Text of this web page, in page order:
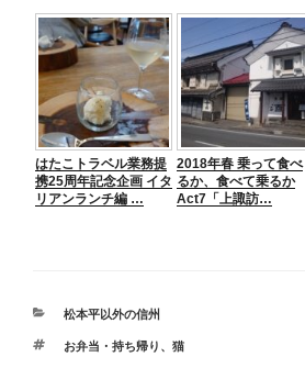
はたこトラベル業務提
携25周年記念企画 イタ
リアンランチ編 …
2018年春 乗って食べ
るか、食べて乗るか
Act7「上諏訪…
カ
ゴ
松本平以外の信州
タ
お弁当・持ち帰り 、 猫